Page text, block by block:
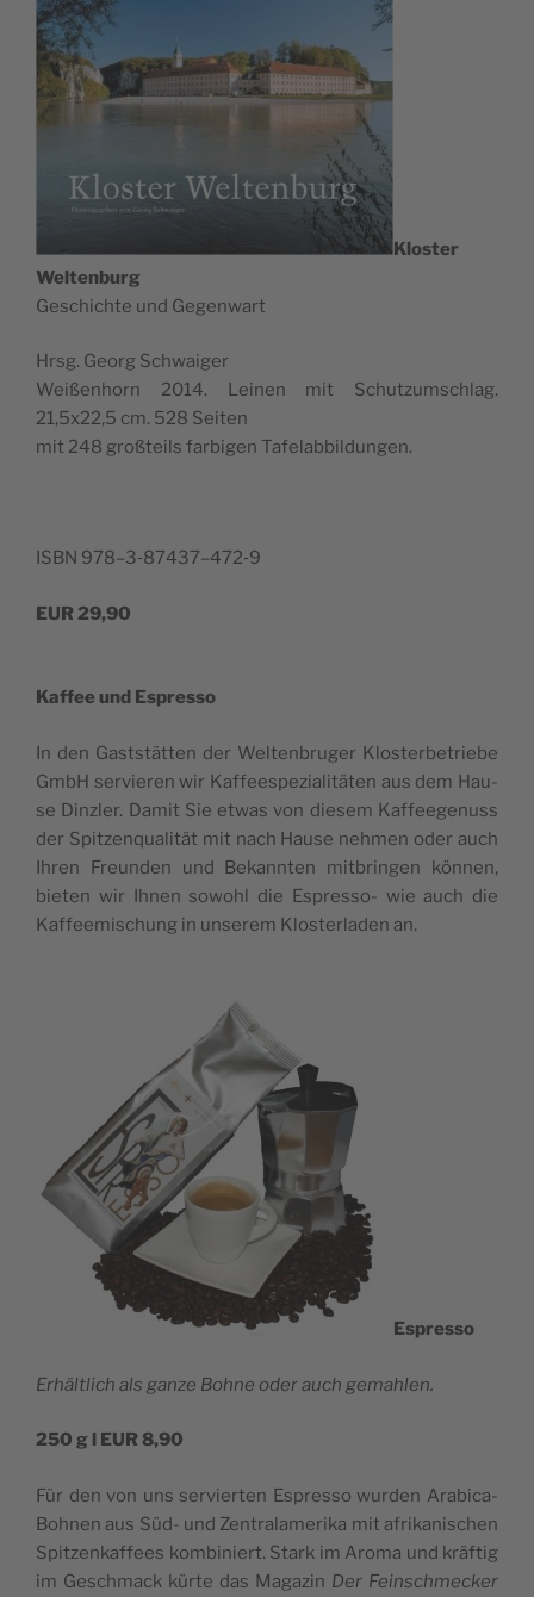
Klo­s­ter
Welten­burg
Gesc­hic­hte und Gegenwart
Hrsg. Georg Schwaiger
Wei­ßen­horn 2014. Lei­nen mit Schut­zum­sc­hlag.
21,5x22,5 cm. 528 Seiten
mit 248 gro­ßte­ils far­bi­gen Tafelabbildungen.
ISBN 978–3‑87437–472‑9
EUR 29,90
Kaf­fee und Espresso
In den Gast­s­tät­ten der Wel­ten­bru­ger Klo­s­ter­be­tri­e­be
GmbH ser­vi­e­ren wir Kaf­fe­e­s­pe­zi­a­li­täten aus dem Hau­
se Dinz­ler. Damit Sie etwas von die­sem Kaf­fe­e­ge­nuss
der Spit­ze­nqu­a­li­tät mit nach Hau­se nehmen oder auch
Ihren Fre­un­den und Bekann­ten mit­brin­gen kön­nen,
bie­ten wir Ihnen sowo­hl die Espres­so- wie auch die
Kaf­fe­e­mi­sc­hung in unse­rem Klo­s­ter­la­den an.
Espres­so
Erhäl­tlich als gan­ze Bohne oder auch gemahlen.
250 g l EUR 8,90
Für den von uns ser­vi­er­ten Espres­so wur­den Ara­bi­ca-
Bohnen aus Süd- und Zen­tra­la­me­ri­ka mit afri­ka­ni­sc­hen
Spit­zen­kaf­fe­es kom­bi­ni­ert. Stark im Aro­ma und kräf­tig
im Gesc­hmack kür­te das Maga­zin Der Fein­sc­hmec­ker